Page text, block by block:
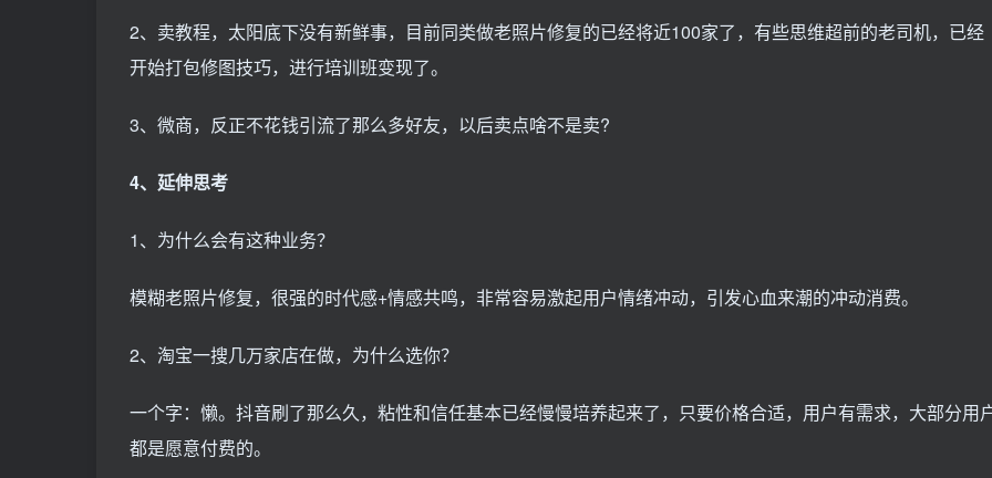
2、卖教程，太阳底下没有新鲜事，目前同类做老照片修复的已经将近100家了，有些思维超前的老司机，已经
开始打包修图技巧，进行培训班变现了。
3、微商，反正不花钱引流了那么多好友，以后卖点啥不是卖?
4、延伸思考
1、为什么会有这种业务？
模糊老照片修复，很强的时代感+情感共鸣，非常容易激起用户情绪冲动，引发心血来潮的冲动消费。
2、淘宝一搜几万家店在做，为什么选你？
一个字：懒。抖音刷了那么久，粘性和信任基本已经慢慢培养起来了，只要价格合适，用户有需求，大部分用
都是愿意付费的。